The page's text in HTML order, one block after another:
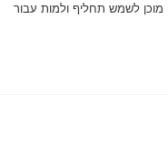
מוכן לשמש תחליף ולמות עבור